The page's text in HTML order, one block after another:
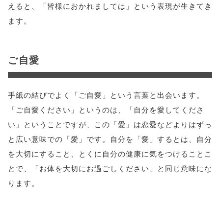
えると、「皆様におかれましては」という表現が生きてき
ます。
ご自愛
手紙の結びでよく「ご自愛」という言葉と出会います。
「ご自愛ください」というのは、「自分を愛してくださ
い」ということですが、この「愛」は恋愛などよりはずっ
と広い意味での「愛」です。自分を「愛」するとは、自分
を大切にすること、とくに自分の健康に気をつけることこ
とで、「お体を大切にお過ごしください」と同じ意味にな
ります。